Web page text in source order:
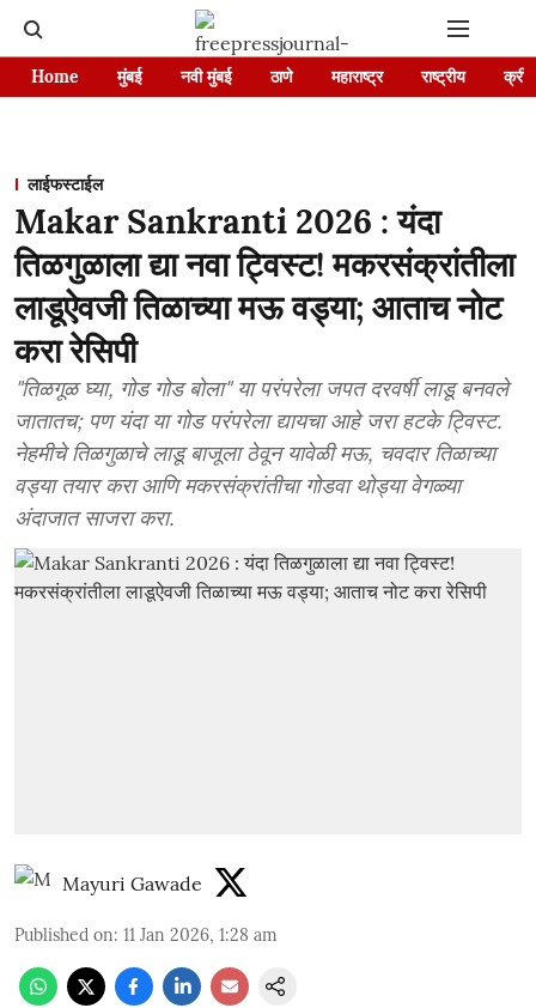
Home मुंबई नवी मुंबई ठाणे महाराष्ट्र राष्ट्रीय
लाईफस्टाईल
Makar Sankranti 2026 : यंदा
तिळगुळाला द्या नवा ट्विस्ट! मकरसंक्रांतीला
लाडूऐवजी तिळाच्या मऊ वड्या; आताच नोट
करा रेसिपी
"तिळगूळ घ्या, गोड गोड बोला" या परंपरेला जपत दरवर्षी लाडू बनवले
जातातच; पण यंदा या गोड परंपरेला द्यायचा आहे जरा हटके ट्विस्ट.
नेहमीचे तिळगुळाचे लाडू बाजूला ठेवून यावेळी मऊ, चवदार तिळाच्या
वड्या तयार करा आणि मकरसंक्रांतीचा गोडवा थोड्या वेगळ्या
अंदाजात साजरा करा.
Mayuri Gawade
Published on: 11 Jan 2026, 1:28 am